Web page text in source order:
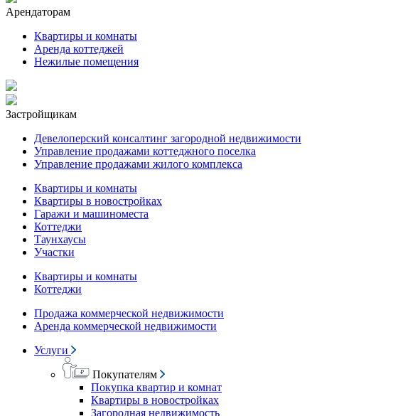
Арендаторам
Квартиры и комнаты
Аренда коттеджей
Нежилые помещения
Застройщикам
Девелоперский консалтинг загородной недвижимости
Управление продажами коттеджного поселка
Управление продажами жилого комплекса
Квартиры и комнаты
Квартиры в новостройках
Гаражи и машиноместа
Коттеджи
Таунхаусы
Участки
Квартиры и комнаты
Коттеджи
Продажа коммерческой недвижимости
Аренда коммерческой недвижимости
Услуги
Покупателям
Покупка квартир и комнат
Квартиры в новостройках
Загородная недвижимость